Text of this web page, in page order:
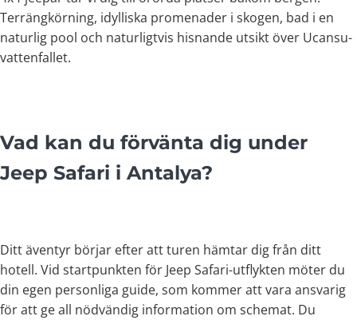
Terrängkörning, idylliska promenader i skogen, bad i en
naturlig pool och naturligtvis hisnande utsikt över Ucansu-
vattenfallet.
Vad kan du förvänta dig under
Jeep Safari i Antalya?
Ditt äventyr börjar efter att turen hämtar dig från ditt
hotell. Vid startpunkten för Jeep Safari-utflykten möter du
din egen personliga guide, som kommer att vara ansvarig
för att ge all nödvändig information om schemat. Du